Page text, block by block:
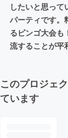
したいと思っ
パーティです。
るビンゴ大会も
流することが平
このプロジェ
ています